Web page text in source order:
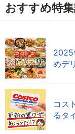
おすすめ特
2025
めデ
コス
るタ